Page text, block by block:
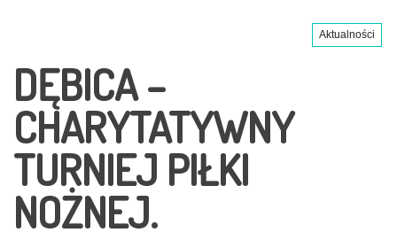
Aktualności
DĘBICA –
CHARYTATYWNY
TURNIEJ PIŁKI
NOŻNEJ.